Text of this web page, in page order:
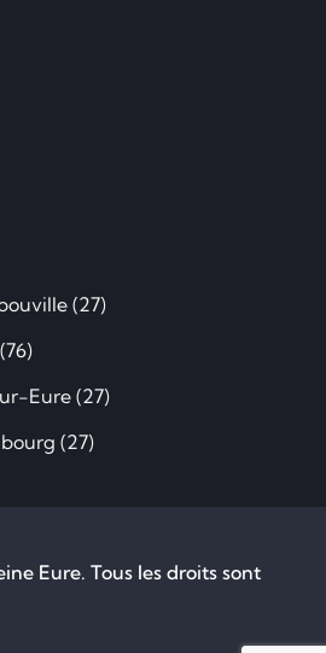
(27)
Eure (27)
(27)
Eure. Tous les droits sont